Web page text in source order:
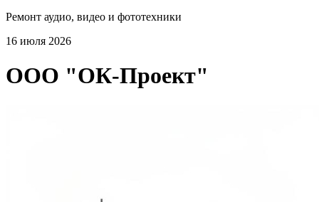
Ремонт аудио, видео и фототехники
16 июля 2026
ООО "ОК-Проект"